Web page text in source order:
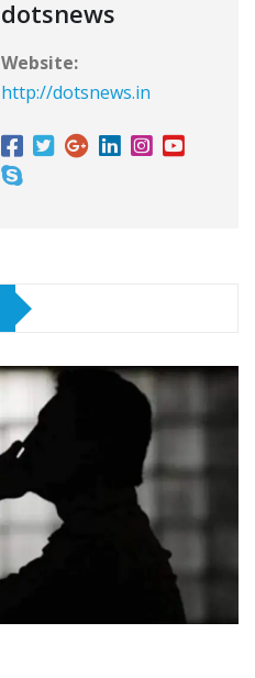
dotsnews
Website:
http://dotsnews.in